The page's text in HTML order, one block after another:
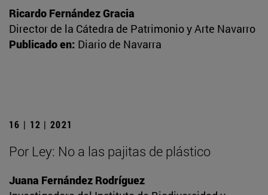
Ricardo Fernández Gracia
Director de la Cátedra de Patrimonio y Arte Navarro
Publicado en: Diario de Navarra
16 | 12 | 2021
Por Ley: No a las pajitas de plástico
Juana Fernández Rodríguez